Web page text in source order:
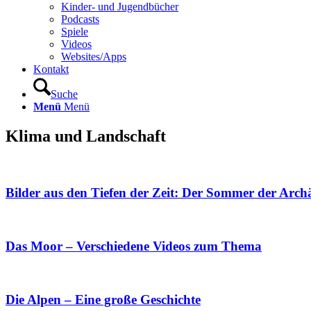
Kinder- und Jugendbücher
Podcasts
Spiele
Videos
Websites/Apps
Kontakt
Suche
Menü Menü
Klima und Landschaft
Bilder aus den Tiefen der Zeit: Der Sommer der
Das Moor – Verschiedene Videos zum Thema
Die Alpen – Eine große Geschichte